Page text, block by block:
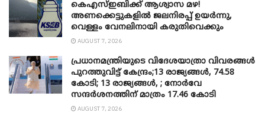
കെഎസ്ഇബിക്ക് ആശ്വാസ മഴ!
അണക്കെട്ടുകളിൽ ജലനിരപ്പ് ഉയർന്നു,
വെള്ളം വേനലിനായി കരുതിവെക്കും
AUGUST 7, 2026
പ്രധാനമന്ത്രിയുടെ വിദേശയാത്രാ വിവരങ്ങൾ
പുറത്തുവിട്ട് കേന്ദ്രം;13 രാജ്യങ്ങൾ, 74.58
കോടി; 13 രാജ്യങ്ങൾ, ; നോർവേ
സന്ദർശനത്തിന് മാത്രം 17.46 കോടി
AUGUST 7, 2026